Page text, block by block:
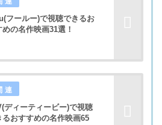
フールー)で視聴できるお
めの名作映画31選！
ディーティービー)で視聴
るおすすめの名作映画65